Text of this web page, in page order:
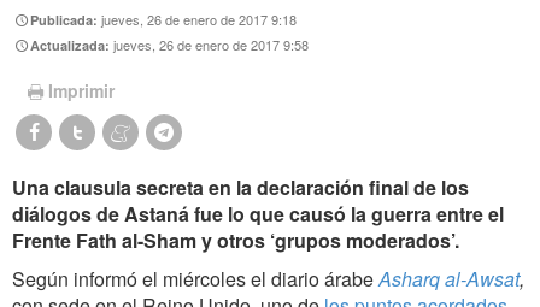
Publicada:jueves, 26 de enero de 2017 9:18
Actualizada:jueves, 26 de enero de 2017 9:58
Imprimir
Una clausula secreta en la declaración final de los
diálogos de Astaná fue lo que causó la guerra entre el
Frente Fath al-Sham y otros ‘grupos moderados’.
Según informó el miércoles el diario árabeAsharq al-Awsat,